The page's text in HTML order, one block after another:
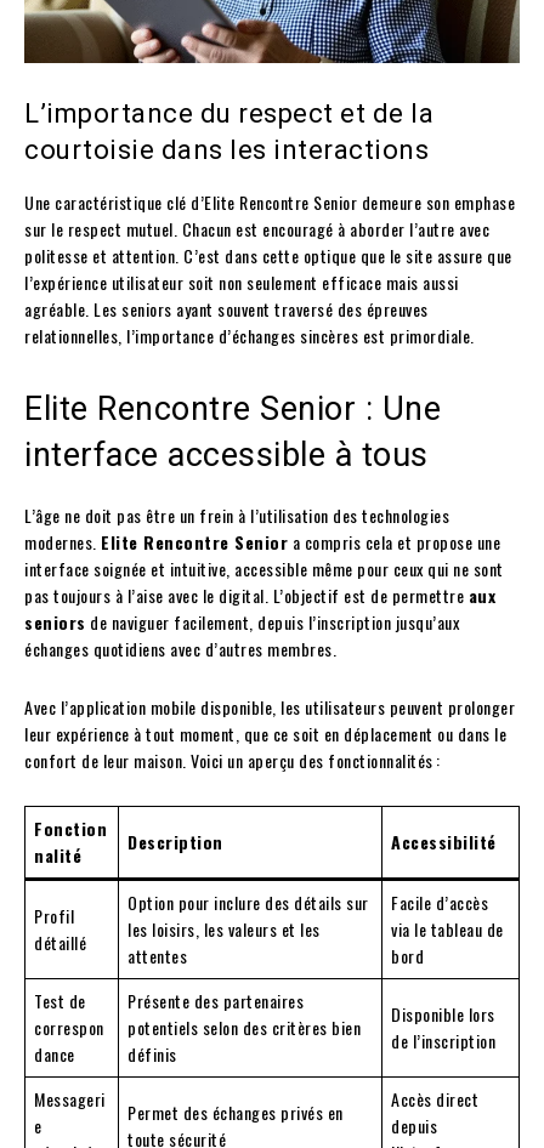
L’importance du respect et de la
courtoisie dans les interactions
Une caractéristique clé d’Elite Rencontre Senior demeure son emphase
sur le respect mutuel. Chacun est encouragé à aborder l’autre avec
politesse et attention. C’est dans cette optique que le site assure que
l’expérience utilisateur soit non seulement efficace mais aussi
agréable. Les seniors ayant souvent traversé des épreuves
relationnelles, l’importance d’échanges sincères est primordiale.
Elite Rencontre Senior : Une
interface accessible à tous
L’âge ne doit pas être un frein à l’utilisation des technologies
modernes. Elite Rencontre Senior a compris cela et propose une
interface soignée et intuitive, accessible même pour ceux qui ne sont
pas toujours à l’aise avec le digital. L’objectif est de permettre aux
seniors de naviguer facilement, depuis l’inscription jusqu’aux
échanges quotidiens avec d’autres membres.
Avec l’application mobile disponible, les utilisateurs peuvent prolonger
leur expérience à tout moment, que ce soit en déplacement ou dans le
confort de leur maison. Voici un aperçu des fonctionnalités :
Fonction
nalité
Description Accessibilité
Profil
détaillé
Option pour inclure des détails sur
les loisirs, les valeurs et les
attentes
Facile d’accès
via le tableau de
bord
Test de
correspon
dance
Présente des partenaires
potentiels selon des critères bien
définis
Disponible lors
de l’inscription
Messageri
e
Permet des échanges privés en
toute sécurité
Accès direct
depuis